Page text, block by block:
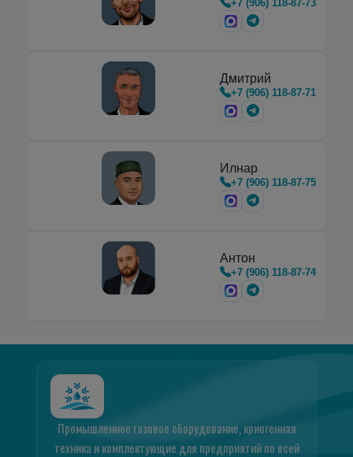
горизонтальные криоцилиндры,
+7 (906) 118-87-73
Дмитрий
+7 (906) 118-87-71
Илнар
+7 (906) 118-87-75
Антон
+7 (906) 118-87-74
Промышленное газовое оборудование, криогенная
техника и комплектующие для предприятий по всей